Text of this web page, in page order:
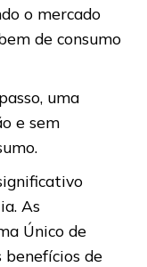
o mercado
de consumo
uma
e sem
As
Único de
benefícios de